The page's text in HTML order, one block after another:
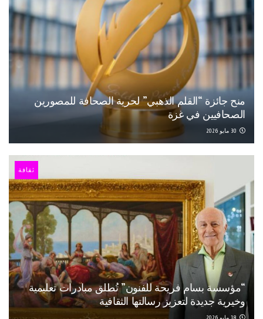
منح جائزة “القلم الذهبي” لحرية الصحافة للمصورين
الصحافيين في غزة
ثقافة
“مؤسسة بسام فريحة للفنون” تُطلق مبادرات تعليمية
وخيرية جديدة لتعزيز رسالتها الثقافية